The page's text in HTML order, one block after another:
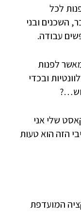
לכל
השכנים ובני
עבודה.
לפנות
ובכדי
הפודקאסט שלי אני
הזה הוא טעות
המועדפת